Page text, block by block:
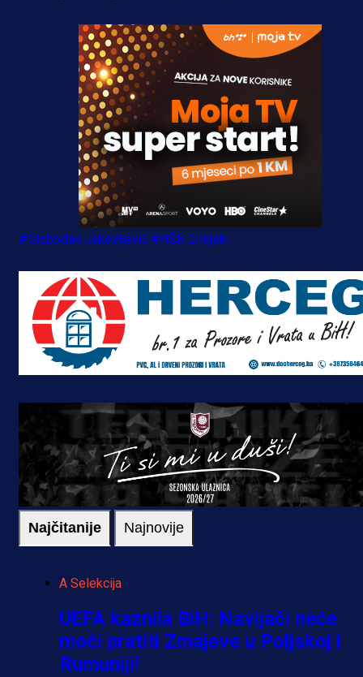
#Slobodan Jakovljević #HŠK Zrinjski
Najčitanije Najnovije
A Selekcija
UEFA kaznila BiH: Navijači neće
moći pratiti Zmajeve u Poljskoj i
Rumuniji!